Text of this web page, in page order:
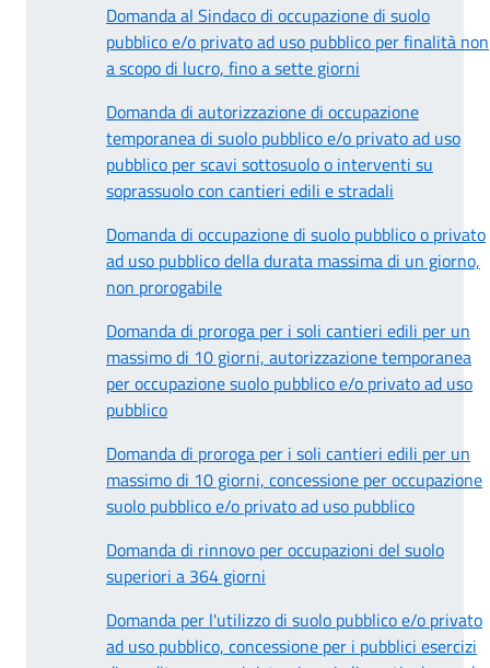
Domanda al Sindaco di occupazione di suolo
pubblico e/o privato ad uso pubblico per finalità non
a scopo di lucro, fino a sette giorni
Domanda di autorizzazione di occupazione
temporanea di suolo pubblico e/o privato ad uso
pubblico per scavi sottosuolo o interventi su
soprassuolo con cantieri edili e stradali
Domanda di occupazione di suolo pubblico o privato
ad uso pubblico della durata massima di un giorno,
non prorogabile
Domanda di proroga per i soli cantieri edili per un
massimo di 10 giorni, autorizzazione temporanea
per occupazione suolo pubblico e/o privato ad uso
pubblico
Domanda di proroga per i soli cantieri edili per un
massimo di 10 giorni, concessione per occupazione
suolo pubblico e/o privato ad uso pubblico
Domanda di rinnovo per occupazioni del suolo
superiori a 364 giorni
Domanda per l'utilizzo di suolo pubblico e/o privato
ad uso pubblico, concessione per i pubblici esercizi